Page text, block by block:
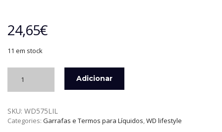
24,65€
11 em stock
GARRAFA
INOX
1
Adicionar
SKU: WD575LIL
Categories: Garrafas e Termos para Líquidos WD lifestyle